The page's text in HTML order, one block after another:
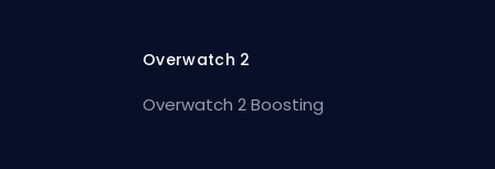
Overwatch 2
Overwatch 2 Boosting